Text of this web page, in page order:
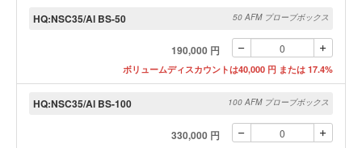
HQ:NSC35/Al BS-50
50 AFM プローブボックス
190,000 円
ボリュームディスカウントは40,000 円 または 17.4%
HQ:NSC35/Al BS-100 100 AFM プローブボックス
330,000 円